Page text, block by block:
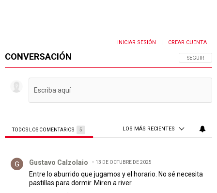
CONVERSACIÓN SIGA ESTA
SEGUIR
INICIAR SESIÓN CREAR CUENTA
TODOS LOS COMENTARIOS 5 LOS MÁS RECIENTES
Gustavo Calzolaio 13 DE OCTUBRE DE 2025
Entre lo aburrido que jugamos y el horario. No sé necesita
pastillas para dormir. Miren a river